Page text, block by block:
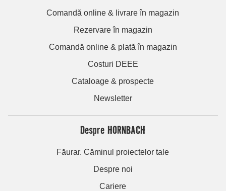
Comandă online & livrare în magazin
Rezervare în magazin
Comandă online & plată în magazin
Costuri DEEE
Cataloage & prospecte
Newsletter
Despre HORNBACH
Făurar. Căminul proiectelor tale
Despre noi
Cariere